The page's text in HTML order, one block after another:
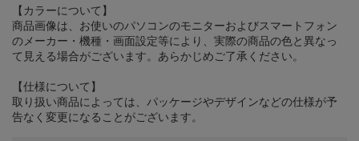
【カラーについて】
商品画像は、お使いのパソコンのモニターおよびスマートフォン
のメーカー・機種・画面設定等により、実際の商品の色と異なっ
て見える場合がございます。あらかじめご了承ください。
【仕様について】
取り扱い商品によっては、パッケージやデザインなどの仕様が予
告なく変更になることがございます。